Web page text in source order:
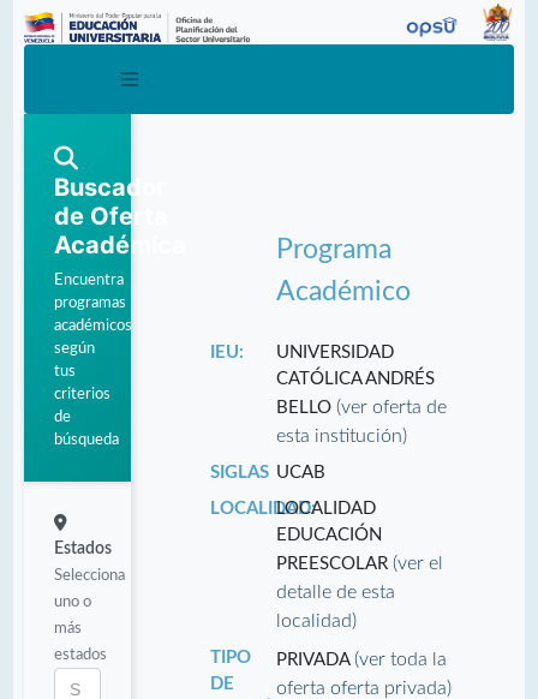
Buscador
de Oferta
Académica
Encuentra
programas
académicos
según
tus
criterios
de
búsqueda
Estados
Selecciona
uno o
más
estados
Programa
Académico
IEU:
UNIVERSIDAD
CATÓLICA ANDRÉS
BELLO(ver oferta de
esta institución)
SIGLAS UCAB
LOCALIDAD:LOCALIDAD
EDUCACIÓN
PREESCOLAR(ver el
detalle de esta
localidad)
TIPO
DE
PRIVADA(ver toda la
oferta oferta privada)